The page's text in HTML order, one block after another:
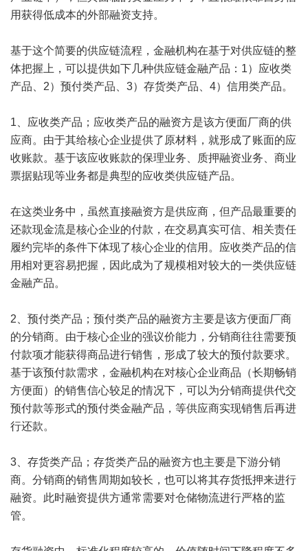
用获得低成本的外部融资支持。
基于这个简要的供应链流程，金融机构在基于对供应链的整
体把握上，可以提供如下几种供应链金融产品：1）应收类
产品、2）预付类产品、3）存货类产品、4）信用类产品。
1、应收类产品；应收类产品的融资方是该方便面厂商的供
应商。由于其给核心企业提供了原材料，就形成了账面的应
收账款。基于该应收账款的保理业务、质押融资业务、商业
票据贴现等业务都是典型的应收类供应链产品。
在这类业务中，虽然直接融资方是供应商，但产品最重要的
还款现金流是核心企业的付款，在交易真实可信、相关责任
履约完毕的条件下体现了核心企业的信用。应收类产品的信
用相对更容易把握，因此成为了规模相对较大的一类供应链
金融产品。
2、预付类产品；预付类产品的融资方主要是该方便面厂商
的分销商。由于核心企业的强议价能力，分销商往往需要预
付款项才能获得商品进行销售，形成了较大的预付款要求。
基于该预付款需求，金融机构在对核心企业商品（长期畅销
方便面）的销售信心较足的情况下，可以为分销商提供代交
预付款等形式的预付类金融产品，等供应商实现销售后再进
行还款。
3、存货类产品；存货类产品的融资方也主要是下游分销
商。分销商的销售周期如较长，也可以将其存货抵押来进行
融资。此时融资提供方通常需要对仓储物流进行严格的监
管。